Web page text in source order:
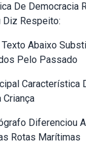
De Democracia
Respeito:
Abaixo
Pelo Passado
Característica
Criança
Diferenciou
Rotas Marítimas